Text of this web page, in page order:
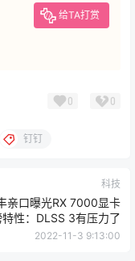
给TA打赏
0 0
钉钉
科技
亲口曝光RX 7000显卡
性：DLSS 3有压力了
2022-11-3 9:13:00